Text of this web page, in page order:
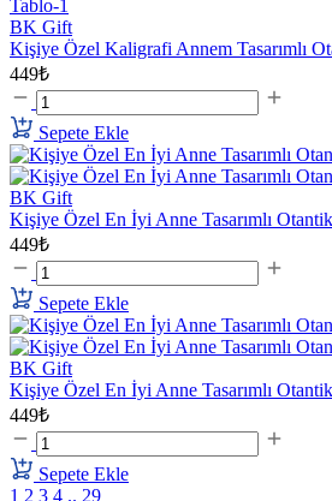
BK Gift
Kişiye Özel Kaligrafi Annem Tasarımlı
449₺
Sepete Ekle
BK Gift
Kişiye Özel En İyi Anne Tasarımlı
449₺
Sepete Ekle
BK Gift
Kişiye Özel En İyi Anne Tasarımlı
449₺
Sepete Ekle
1 2 3 4 .. 29